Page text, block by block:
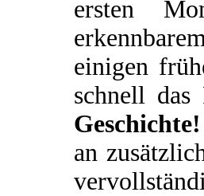
ersten
einigen
schnell
Geschichte!
an